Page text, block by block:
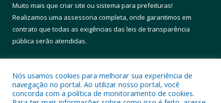
Muito mais que criar site ou sistema para prefeituras!
Realizamos uma assessoria completa, onde garantimos em
contrato que todas as exigências das leis de transparência
pública serão atendidas.
Nós usamos cookies para melhorar sua experiência de
navegação no portal. Ao utilizar nosso portal, você
concorda com a política de monitoramento de cookies.